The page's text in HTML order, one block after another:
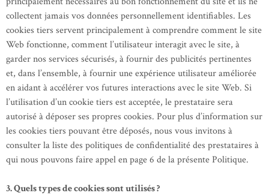
collectent jamais vos données personnellement identifiables. Les
cookies tiers servent principalement à comprendre comment le site
Web fonctionne, comment l’utilisateur interagit avec le site, à
garder nos services sécurisés, à fournir des publicités pertinentes
et, dans l’ensemble, à fournir une expérience utilisateur améliorée
en aidant à accélérer vos futures interactions avec le site Web. Si
l’utilisation d’un cookie tiers est acceptée, le prestataire sera
autorisé à déposer ses propres cookies. Pour plus d’information sur
les cookies tiers pouvant être déposés, nous vous invitons à
consulter la liste des politiques de confidentialité des prestataires à
qui nous pouvons faire appel en page 6 de la présente Politique.
3. Quels types de cookies sont utilisés ?